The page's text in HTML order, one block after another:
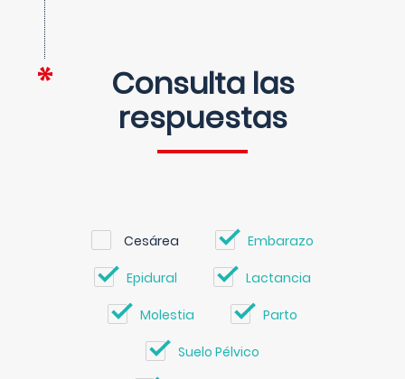
Consulta las
respuestas
Cesárea Embarazo
Epidural Lactancia
Molestia Parto
Suelo Pélvico